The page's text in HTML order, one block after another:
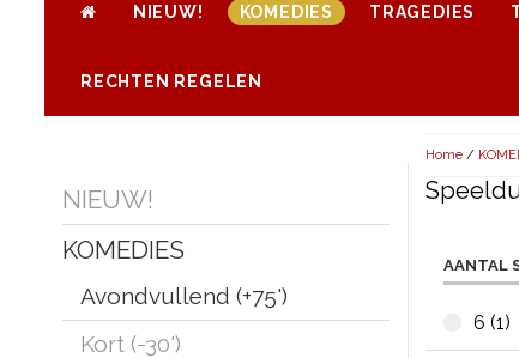
NIEUW! KOMEDIES TRAGEDIES
RECHTEN REGELEN
NIEUW!
KOMEDIES
Avondvullend (+75')
Kort (-30')
Home/
AANTAL
6 (1)